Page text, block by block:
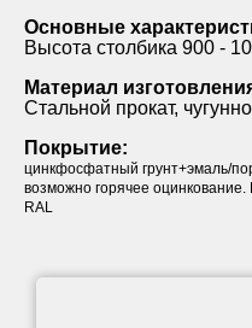
Основные
Высота столбика 900 -
Материал
Стальной прокат,
Покрытие:
цинкфосфатный грунт+эмаль/
возможно горячее
RAL